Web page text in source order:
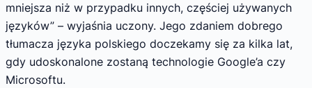
mniejsza niż w przypadku innych, częściej używanych
języków” – wyjaśnia uczony. Jego zdaniem dobrego
tłumacza języka polskiego doczekamy się za kilka lat,
gdy udoskonalone zostaną technologie Google’a czy
Microsoftu.